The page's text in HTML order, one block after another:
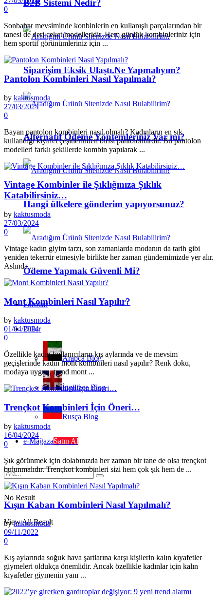
B2B Sistemi Nedir?
Siparişim Eksik Ulaştı.Ne Yapmalıyım?
Alternatif Ödeme Yöntemleriniz Var mı?
Hangi ülkelere gönderim yapıyorsunuz?
Ödeme Yapmak Güvenli Mi?
Formlar
Diller
Arapça Blog
İngilizce Blog
Rusça Blog
e-MağazaSatın Al
No Result
View All Result
0
Sonbahar mevsiminde konbinlerin en kullanışlı parçalarından bir
tanesi de deri ceket modelleridir. Hem günlük kombinleriniz için
hem sportif görünümleriniz için ...
Pantolon Kombinleri Nasıl Yapılmalı?
by kaktusmoda
27/03/2024
0
Bayan pantolon kombinleri nasıl olmalı? Kadınların en sık
kullandığı kıyafet çeşitlerinden birisi pantolonlardır. Bu pantolon
modelleri farklı şekillerde kombin yapılarak ...
Vintage Kombinler ile Şıklığınıza Şıklık
Katabilirsiniz…
by kaktusmoda
27/03/2024
0
Vintage kadın giyim tarzı, son zamanlarda modanın da tarih gibi
yeniden tekerrür etmesiyle birlikte her zaman gündemimizde yer alır.
Aslında ...
Mont Kombinleri Nasıl Yapılır?
by kaktusmoda
01/04/2024
0
Özellikle kadın kullanıcıların kış aylarında ve de mevsim
geçişlerinde kadın mont kombinleri nasıl yapılır? Renk doku,
modaya uygun, trend mont ...
Trençkot Kombinleri İçin Öneri…
by kaktusmoda
16/04/2024
0
Şık görünmek için dolabınızda her zaman bir tane de olsa trençkot
bulunmalıdır. Trençkot kombinleri sizi hem çok şık hem de ...
Kışın Kaban Kombinleri Nasıl Yapılmalı?
by kaktusmoda
09/11/2022
0
Kış aylarında soğuk hava şartlarına karşı kişilerin kalın kıyafetler
giymeleri oldukça önemlidir. Ancak özellikle kadınlar için kalın
kıyafetler giymenin yanı ...